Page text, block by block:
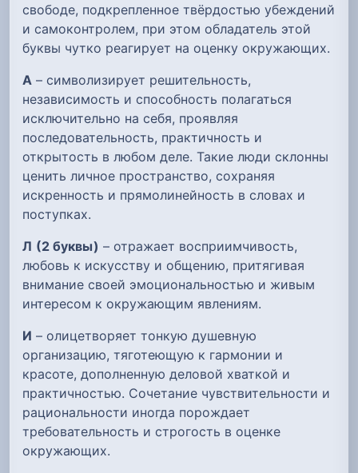
свободе, подкрепленное твёрдостью убеждений
и самоконтролем, при этом обладатель этой
буквы чутко реагирует на оценку окружающих.
А – символизирует решительность,
независимость и способность полагаться
исключительно на себя, проявляя
последовательность, практичность и
открытость в любом деле. Такие люди склонны
ценить личное пространство, сохраняя
искренность и прямолинейность в словах и
поступках.
Л (2 буквы) – отражает восприимчивость,
любовь к искусству и общению, притягивая
внимание своей эмоциональностью и живым
интересом к окружающим явлениям.
И – олицетворяет тонкую душевную
организацию, тяготеющую к гармонии и
красоте, дополненную деловой хваткой и
практичностью. Сочетание чувствительности и
рациональности иногда порождает
требовательность и строгость в оценке
окружающих.